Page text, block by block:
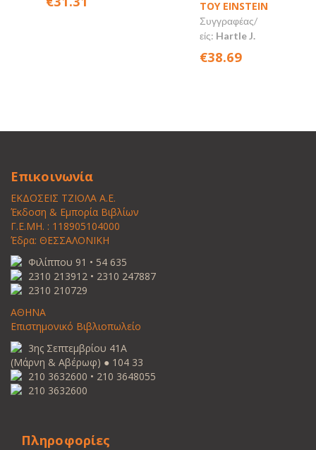
ΤΟΥ ΕINSTEIN
Συγγραφέας/
είς: Hartle J.
€38.69
Επικοινωνία
ΕΚΔΟΣΕΙΣ ΤΖΙΟΛΑ Α.Ε.
Έκδοση & Εμπορία Βιβλίων
Γ.Ε.ΜΗ. : 118905104000
Έδρα: ΘΕΣΣΑΛΟΝΙΚΗ
Φιλίππου 91 • 54 635
2310 213912 • 2310 247887
2310 210729
ΑΘΗΝΑ
Επιστημονικό Βιβλιοπωλείο
3ης Σεπτεμβρίου 41Α
(Μάρνη & Αβέρωφ) ● 104 33
210 3632600 • 210 3648055
210 3632600
Πληροφορίες